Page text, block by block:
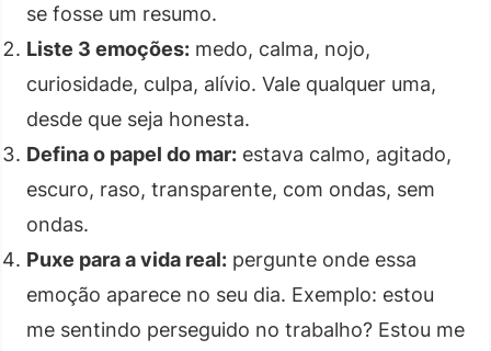
se fosse um resumo.
Liste 3 emoções: medo, calma, nojo,
curiosidade, culpa, alívio. Vale qualquer uma,
desde que seja honesta.
Defina o papel do mar: estava calmo, agitado,
escuro, raso, transparente, com ondas, sem
ondas.
Puxe para a vida real: pergunte onde essa
emoção aparece no seu dia. Exemplo: estou
me sentindo perseguido no trabalho? Estou me